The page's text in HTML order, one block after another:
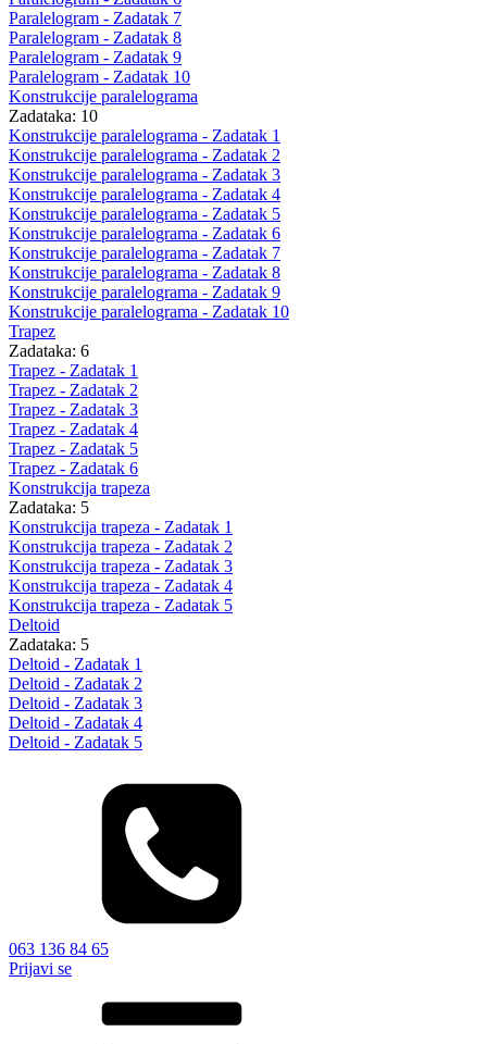
Paralelogram - Zadatak 7
Paralelogram - Zadatak 8
Paralelogram - Zadatak 9
Paralelogram - Zadatak 10
Konstrukcije paralelograma
Zadataka: 10
Konstrukcije paralelograma - Zadatak 1
Konstrukcije paralelograma - Zadatak 2
Konstrukcije paralelograma - Zadatak 3
Konstrukcije paralelograma - Zadatak 4
Konstrukcije paralelograma - Zadatak 5
Konstrukcije paralelograma - Zadatak 6
Konstrukcije paralelograma - Zadatak 7
Konstrukcije paralelograma - Zadatak 8
Konstrukcije paralelograma - Zadatak 9
Konstrukcije paralelograma - Zadatak 10
Trapez
Zadataka: 6
Trapez - Zadatak 1
Trapez - Zadatak 2
Trapez - Zadatak 3
Trapez - Zadatak 4
Trapez - Zadatak 5
Trapez - Zadatak 6
Konstrukcija trapeza
Zadataka: 5
Konstrukcija trapeza - Zadatak 1
Konstrukcija trapeza - Zadatak 2
Konstrukcija trapeza - Zadatak 3
Konstrukcija trapeza - Zadatak 4
Konstrukcija trapeza - Zadatak 5
Deltoid
Zadataka: 5
Deltoid - Zadatak 1
Deltoid - Zadatak 2
Deltoid - Zadatak 3
Deltoid - Zadatak 4
Deltoid - Zadatak 5
063 136 84 65
Prijavi se